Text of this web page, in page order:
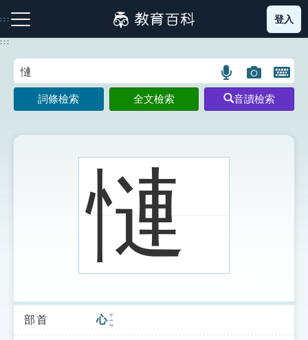
到
主
:::
注音索引圖示 筆畫索引圖示 部首索引表圖示
索引選單
登入
:::
語
言
搜
示
圖
片
搜
開
鍵
圖
詞條檢索 全文檢索 音讀檢索
慩
部首 心ㄒㄧㄣ